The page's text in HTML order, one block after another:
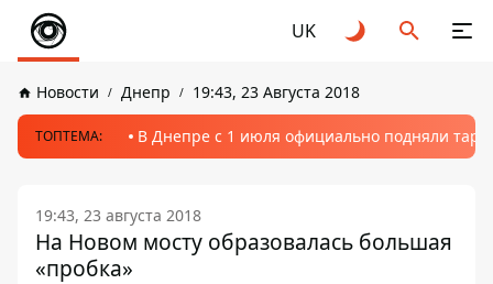
UK
Новости Днепр 19:43, 23 Августа 2018
ТОПТЕМА: В Днепре с 1 июля официально подняли
19:43, 23 августа 2018
На Новом мосту образовалась большая
«пробка»